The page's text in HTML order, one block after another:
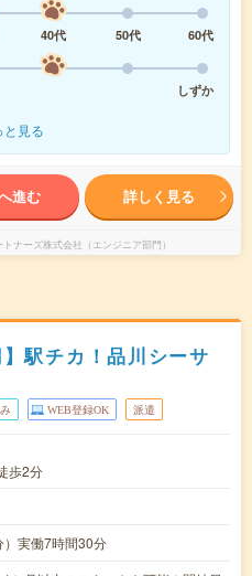
40代 50代
60代
しずか
と見る
進む 詳しく見る
ナーズ株式会社（エンジニア部門）
駅チカ！品川シーサ
WEB登録OK 派遣
歩2分
実働7時間30分